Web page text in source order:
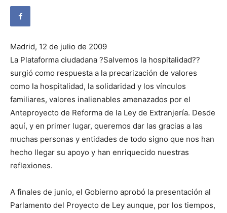
Madrid, 12 de julio de 2009
La Plataforma ciudadana ?Salvemos la hospitalidad??
surgió como respuesta a la precarización de valores
como la hospitalidad, la solidaridad y los vínculos
familiares, valores inalienables amenazados por el
Anteproyecto de Reforma de la Ley de Extranjería. Desde
aquí, y en primer lugar, queremos dar las gracias a las
muchas personas y entidades de todo signo que nos han
hecho llegar su apoyo y han enriquecido nuestras
reflexiones.
A finales de junio, el Gobierno aprobó la presentación al
Parlamento del Proyecto de Ley aunque, por los tiempos,